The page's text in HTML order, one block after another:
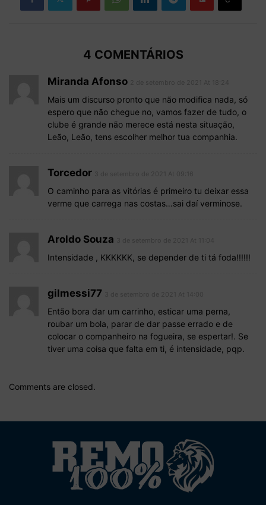
4 COMENTÁRIOS
Miranda Afonso
Mais um discurso pronto que não modifica nada, só
espero que não chegue no, vamos fazer de tudo, o
clube é grande não merece está nesta situação,
Leão, Leão, tens escolher melhor tua companhia.
Torcedor
O caminho para as vitórias é primeiro tu deixar essa
verme que carrega nas costas…sai daí verminose.
Aroldo Souza
Intensidade , KKKKKK, se depender de ti tá foda!!!!!!
gilmessi77
Então bora dar um carrinho, esticar uma perna,
roubar um bola, parar de dar passe errado e de
colocar o companheiro na fogueira, se espertar!. Se
tiver uma coisa que falta em ti, é intensidade, pqp.
Comments are closed.